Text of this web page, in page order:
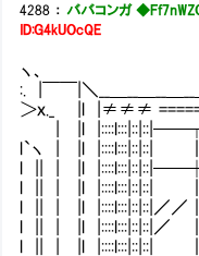
4288 ： ババコンガ
ID:G4kUOcQE
ヽ、
:. |￣￣|＼__＿__＿
＞ｘ._ |l |≠≠≠
| |l
l`ヽ | |l |::::l:::|::|::|
l || | |l
l || | |l
l || | |l |::::l:::|::|::|
l || | |l |::::l:::|::|::|
l || | |l